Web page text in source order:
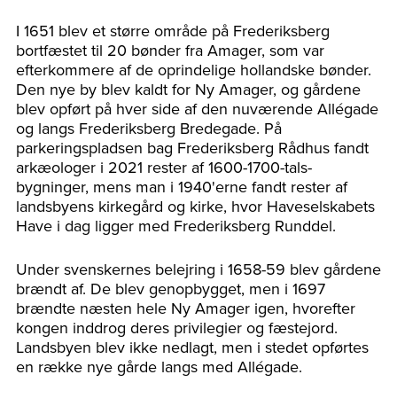
I 1651 blev et større område på Frederiksberg
bortfæstet til 20 bønder fra Amager, som var
efterkommere af de oprindelige hollandske bønder.
Den nye by blev kaldt for Ny Amager, og gårdene
blev opført på hver side af den nuværende Allégade
og langs Frederiksberg Bredegade. På
parkeringspladsen bag Frederiksberg Rådhus fandt
arkæologer i 2021 rester af 1600-1700-tals-
bygninger, mens man i 1940'erne fandt rester af
landsbyens kirkegård og kirke, hvor Haveselskabets
Have i dag ligger med Frederiksberg Runddel.
Under svenskernes belejring i 1658-59 blev gårdene
brændt af. De blev genopbygget, men i 1697
brændte næsten hele Ny Amager igen, hvorefter
kongen inddrog deres privilegier og fæstejord.
Landsbyen blev ikke nedlagt, men i stedet opførtes
en række nye gårde langs med Allégade.